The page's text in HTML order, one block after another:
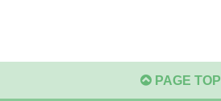
PAGE TOP